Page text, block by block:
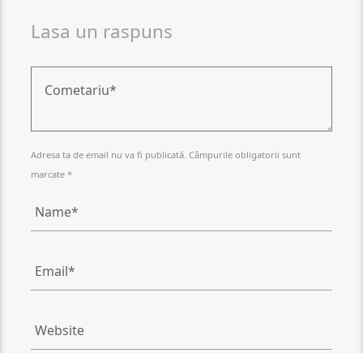
Lasa un raspuns
Adresa ta de email nu va fi publicată. Câmpurile obligatorii sunt
marcate *